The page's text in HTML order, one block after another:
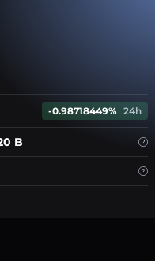
-0.98718449% 24h
B